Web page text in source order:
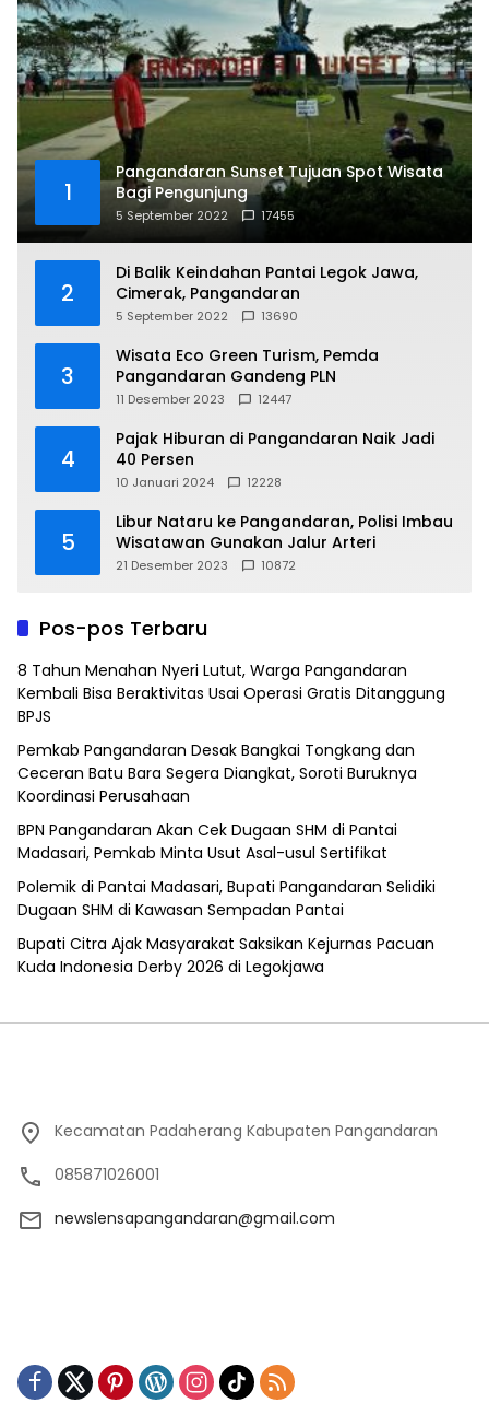
1
Pangandaran Sunset Tujuan Spot Wisata
Bagi Pengunjung
5 September 2022 17455
2
Di Balik Keindahan Pantai Legok Jawa,
Cimerak, Pangandaran
5 September 2022 13690
3
Wisata Eco Green Turism, Pemda
Pangandaran Gandeng PLN
11 Desember 2023 12447
4
Pajak Hiburan di Pangandaran Naik Jadi
40 Persen
10 Januari 2024 12228
5
Libur Nataru ke Pangandaran, Polisi Imbau
Wisatawan Gunakan Jalur Arteri
21 Desember 2023 10872
Pos-pos Terbaru
8 Tahun Menahan Nyeri Lutut, Warga Pangandaran
Kembali Bisa Beraktivitas Usai Operasi Gratis Ditanggung
BPJS
Pemkab Pangandaran Desak Bangkai Tongkang dan
Ceceran Batu Bara Segera Diangkat, Soroti Buruknya
Koordinasi Perusahaan
BPN Pangandaran Akan Cek Dugaan SHM di Pantai
Madasari, Pemkab Minta Usut Asal-usul Sertifikat
Polemik di Pantai Madasari, Bupati Pangandaran Selidiki
Dugaan SHM di Kawasan Sempadan Pantai
Bupati Citra Ajak Masyarakat Saksikan Kejurnas Pacuan
Kuda Indonesia Derby 2026 di Legokjawa
Kecamatan Padaherang Kabupaten Pangandaran
085871026001
newslensapangandaran@gmail.com